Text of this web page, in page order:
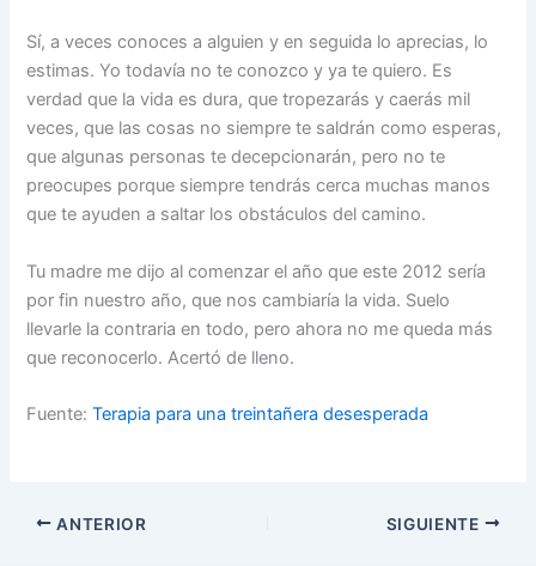
Sí, a veces conoces a alguien y en seguida lo aprecias, lo
estimas. Yo todavía no te conozco y ya te quiero. Es
verdad que la vida es dura, que tropezarás y caerás mil
veces, que las cosas no siempre te saldrán como esperas,
que algunas personas te decepcionarán, pero no te
preocupes porque siempre tendrás cerca muchas manos
que te ayuden a saltar los obstáculos del camino.
Tu madre me dijo al comenzar el año que este 2012 sería
por fin nuestro año, que nos cambiaría la vida. Suelo
llevarle la contraria en todo, pero ahora no me queda más
que reconocerlo. Acertó de lleno.
Fuente:Terapia para una treintañera desesperada
ANTERIOR SIGUIENTE